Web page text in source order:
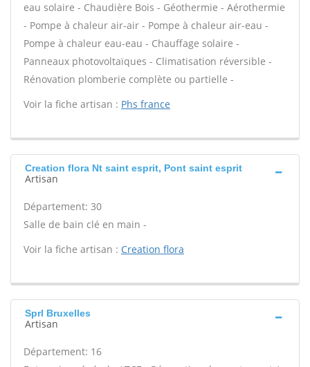
eau solaire - Chaudière Bois - Géothermie - Aérothermie
- Pompe à chaleur air-air - Pompe à chaleur air-eau -
Pompe à chaleur eau-eau - Chauffage solaire -
Panneaux photovoltaïques - Climatisation réversible -
Rénovation plomberie complète ou partielle -
Voir la fiche artisan : Phs france
Creation flora Nt saint esprit, Pont saint esprit
Artisan
Département: 30
Salle de bain clé en main -
Voir la fiche artisan : Creation flora
Sprl Bruxelles
Artisan
Département: 16